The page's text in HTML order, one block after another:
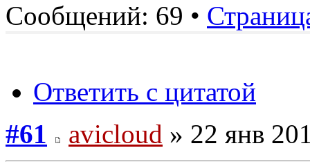
Сообщений: 69 •
Ответить с цитатой
#61
avicloud » 22 янв